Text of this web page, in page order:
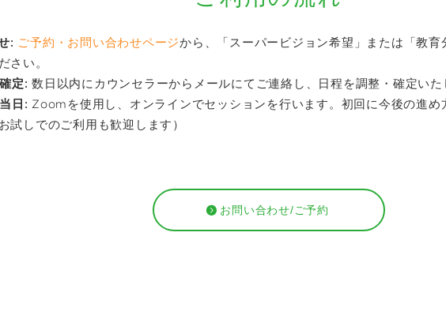
: ご予約・お問い合わせページから、「スーパービジョン希望」または「教
さい。
定: 数日以内にカウンセラーからメールにてご連絡し、日程を調整・確定いた
日: Zoomを使用し、オンラインでセッションを行います。初回に今後の進め
試しでのご利用も歓迎します）
お問い合わせ/ご予約